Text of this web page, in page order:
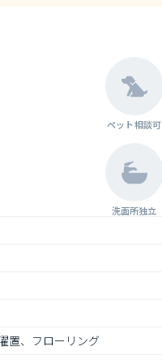
ペット相談可
洗面所独立
置、フローリング